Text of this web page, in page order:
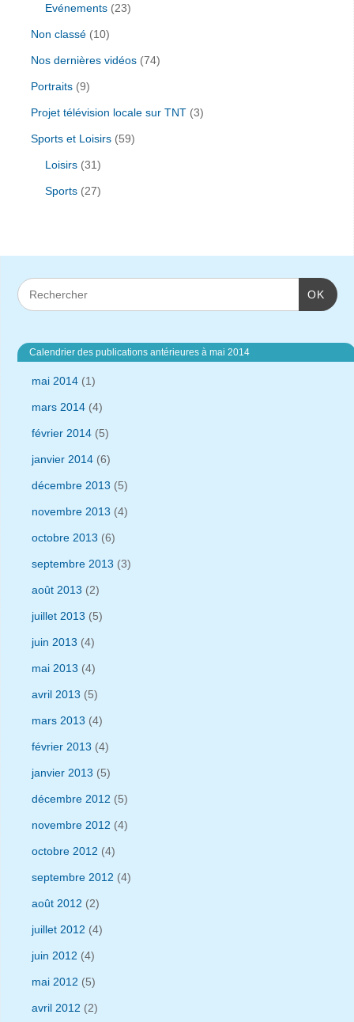
Evénements (23)
Non classé (10)
Nos dernières vidéos (74)
Portraits (9)
Projet télévision locale sur TNT (3)
Sports et Loisirs (59)
Loisirs (31)
Sports (27)
OK
Calendrier des publications antérieures à mai 2014
mai 2014 (1)
mars 2014 (4)
février 2014 (5)
janvier 2014 (6)
décembre 2013 (5)
novembre 2013 (4)
octobre 2013 (6)
septembre 2013 (3)
août 2013 (2)
juillet 2013 (5)
juin 2013 (4)
mai 2013 (4)
avril 2013 (5)
mars 2013 (4)
février 2013 (4)
janvier 2013 (5)
décembre 2012 (5)
novembre 2012 (4)
octobre 2012 (4)
septembre 2012 (4)
août 2012 (2)
juillet 2012 (4)
juin 2012 (4)
mai 2012 (5)
avril 2012 (2)